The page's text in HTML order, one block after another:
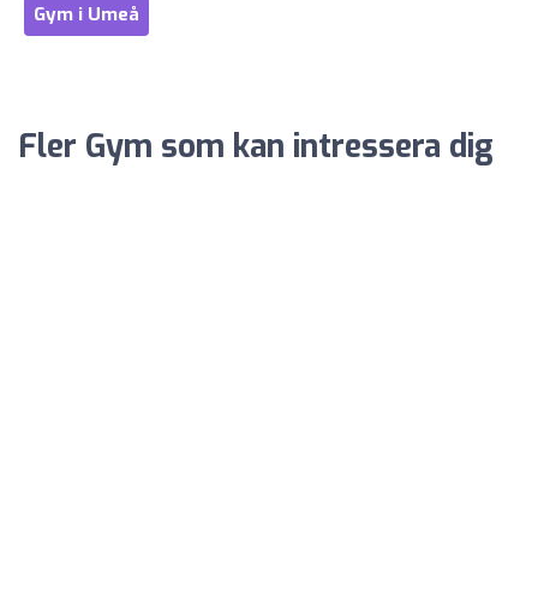
Gym i Umeå
Fler Gym som kan intressera dig